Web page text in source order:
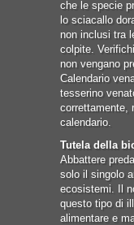
che le specie
lo sciacallo
non inclusi tra
colpite.
non vengano
Calendario
tesserino
correttamente,
calendario.
Tutela della
Abbattere
solo il singolo
ecosistemi. Il
questo tipo di
alimentare e